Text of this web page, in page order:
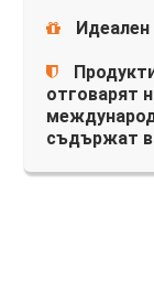
Идеален
отговарят
съдържат